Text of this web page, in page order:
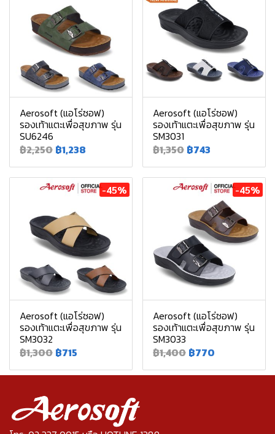
Aerosoft (แอโร่ซอฟ)
รองเท้าแตะเพื่อสุขภาพ รุ่น
SU6246
฿2,250 ฿1,238
Aerosoft (แอโร่ซอฟ)
รองเท้าแตะเพื่อสุขภาพ รุ่น
SM3031
฿1,350 ฿743
-45%
Aerosoft (แอโร่ซอฟ)
รองเท้าแตะเพื่อสุขภาพ รุ่น
SM3032
฿1,300 ฿715
-45%
Aerosoft (แอโร่ซอฟ)
รองเท้าแตะเพื่อสุขภาพ รุ่น
SM3033
฿1,400 ฿770